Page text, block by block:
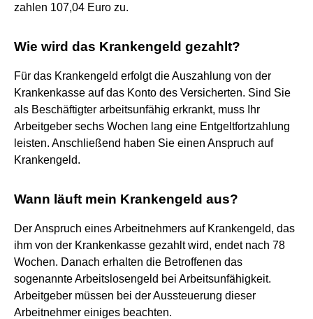
zahlen 107,04 Euro zu.
Wie wird das Krankengeld gezahlt?
Für das Krankengeld erfolgt die Auszahlung von der
Krankenkasse auf das Konto des Versicherten. Sind Sie
als Beschäftigter arbeitsunfähig erkrankt, muss Ihr
Arbeitgeber sechs Wochen lang eine Entgeltfortzahlung
leisten. Anschließend haben Sie einen Anspruch auf
Krankengeld.
Wann läuft mein Krankengeld aus?
Der Anspruch eines Arbeitnehmers auf Krankengeld, das
ihm von der Krankenkasse gezahlt wird, endet nach 78
Wochen. Danach erhalten die Betroffenen das
sogenannte Arbeitslosengeld bei Arbeitsunfähigkeit.
Arbeitgeber müssen bei der Aussteuerung dieser
Arbeitnehmer einiges beachten.